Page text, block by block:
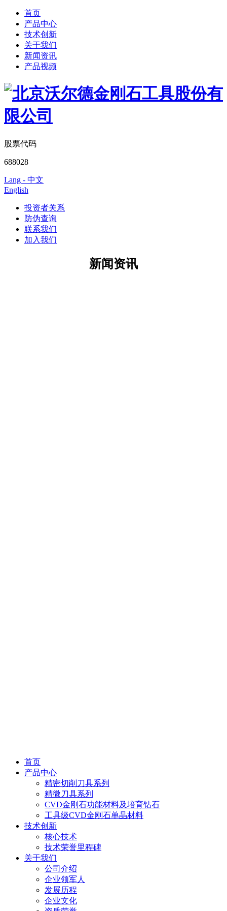
首页
产品中心
技术创新
关于我们
新闻资讯
产品视频
股票代码
688028
Lang - 中文
English
投资者关系
防伪查询
联系我们
加入我们
新闻资讯
首页
产品中心
精密切削刀具系列
精微刀具系列
CVD金刚石功能材料及培育钻石
工具级CVD金刚石单晶材料
技术创新
核心技术
技术荣誉里程碑
关于我们
公司介绍
企业领军人
发展历程
企业文化